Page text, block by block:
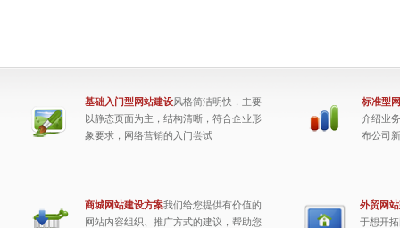
基础入门型网站建设 风格简洁明快，主要
以静态页面为主，结构清晰，符合企业形
象要求，网络营销的入门尝试
标准型
介绍业
布公司
商城网站建设方案我们给您提供有价值的
网站内容组织、推广方式的建议，帮助您
外贸网
于想开